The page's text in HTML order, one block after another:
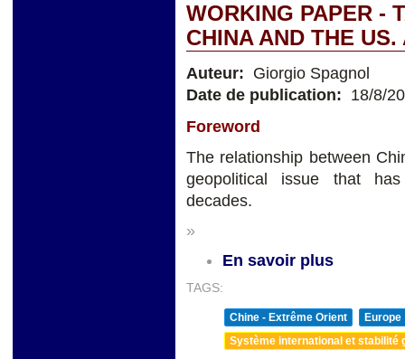
WORKING PAPER -
CHINA AND THE
Auteur: Giorgio Spagnol
Date de publication: 18/8/
Foreword
The relationship between
geopolitical issue that
decades.
»
En savoir plus
TAGS:
Chine - Extrême Orient
Europe
Système international et stabilité